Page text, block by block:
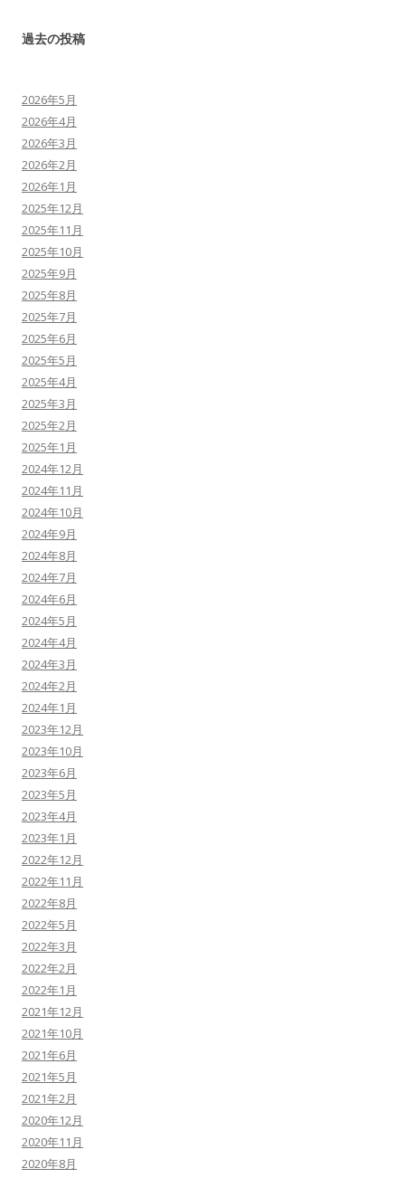
過去の投稿
2026年5月
2026年4月
2026年3月
2026年2月
2026年1月
2025年12月
2025年11月
2025年10月
2025年9月
2025年8月
2025年7月
2025年6月
2025年5月
2025年4月
2025年3月
2025年2月
2025年1月
2024年12月
2024年11月
2024年10月
2024年9月
2024年8月
2024年7月
2024年6月
2024年5月
2024年4月
2024年3月
2024年2月
2024年1月
2023年12月
2023年10月
2023年6月
2023年5月
2023年4月
2023年1月
2022年12月
2022年11月
2022年8月
2022年5月
2022年3月
2022年2月
2022年1月
2021年12月
2021年10月
2021年6月
2021年5月
2021年2月
2020年12月
2020年11月
2020年8月